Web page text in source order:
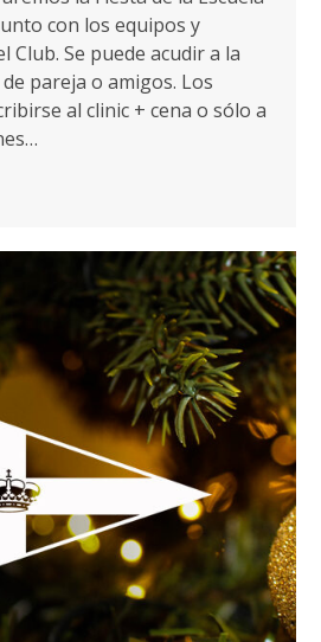
con los equipos y
Club. Se puede acudir a la
pareja o amigos. Los
al clinic + cena o sólo a